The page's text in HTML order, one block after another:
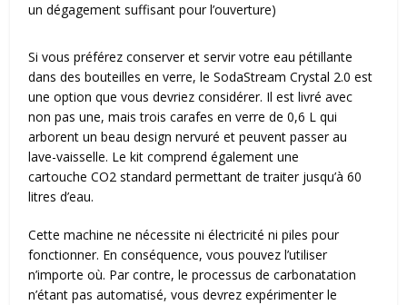
un dégagement suffisant pour l’ouverture)
Si vous préférez conserver et servir votre eau pétillante
dans des bouteilles en verre, le SodaStream Crystal 2.0 est
une option que vous devriez considérer. Il est livré avec
non pas une, mais trois carafes en verre de 0,6 L qui
arborent un beau design nervuré et peuvent passer au
lave-vaisselle. Le kit comprend également une
cartouche CO2 standard permettant de traiter jusqu’à 60
litres d’eau.
Cette machine ne nécessite ni électricité ni piles pour
fonctionner. En conséquence, vous pouvez l’utiliser
n’importe où. Par contre, le processus de carbonatation
n’étant pas automatisé, vous devrez expérimenter le